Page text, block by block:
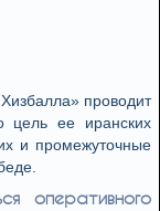
проводит
цель ее иранских
и промежуточные
оперативного